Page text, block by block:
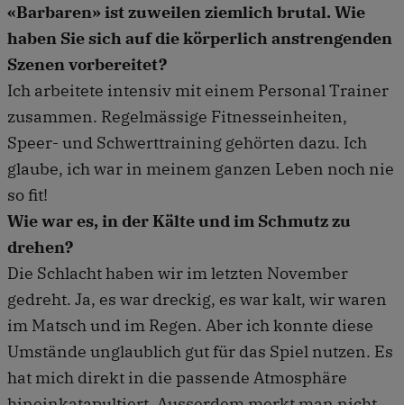
«Barbaren» ist zuweilen ziemlich brutal. Wie
haben Sie sich auf die körperlich anstrengenden
Szenen vorbereitet?
Ich arbeitete intensiv mit einem Personal Trainer
zusammen. Regelmässige Fitnesseinheiten,
Speer- und Schwerttraining gehörten dazu. Ich
glaube, ich war in meinem ganzen Leben noch nie
so fit!
Wie war es, in der Kälte und im Schmutz zu
drehen?
Die Schlacht haben wir im letzten November
gedreht. Ja, es war dreckig, es war kalt, wir waren
im Matsch und im Regen. Aber ich konnte diese
Umstände unglaublich gut für das Spiel nutzen. Es
hat mich direkt in die passende Atmosphäre